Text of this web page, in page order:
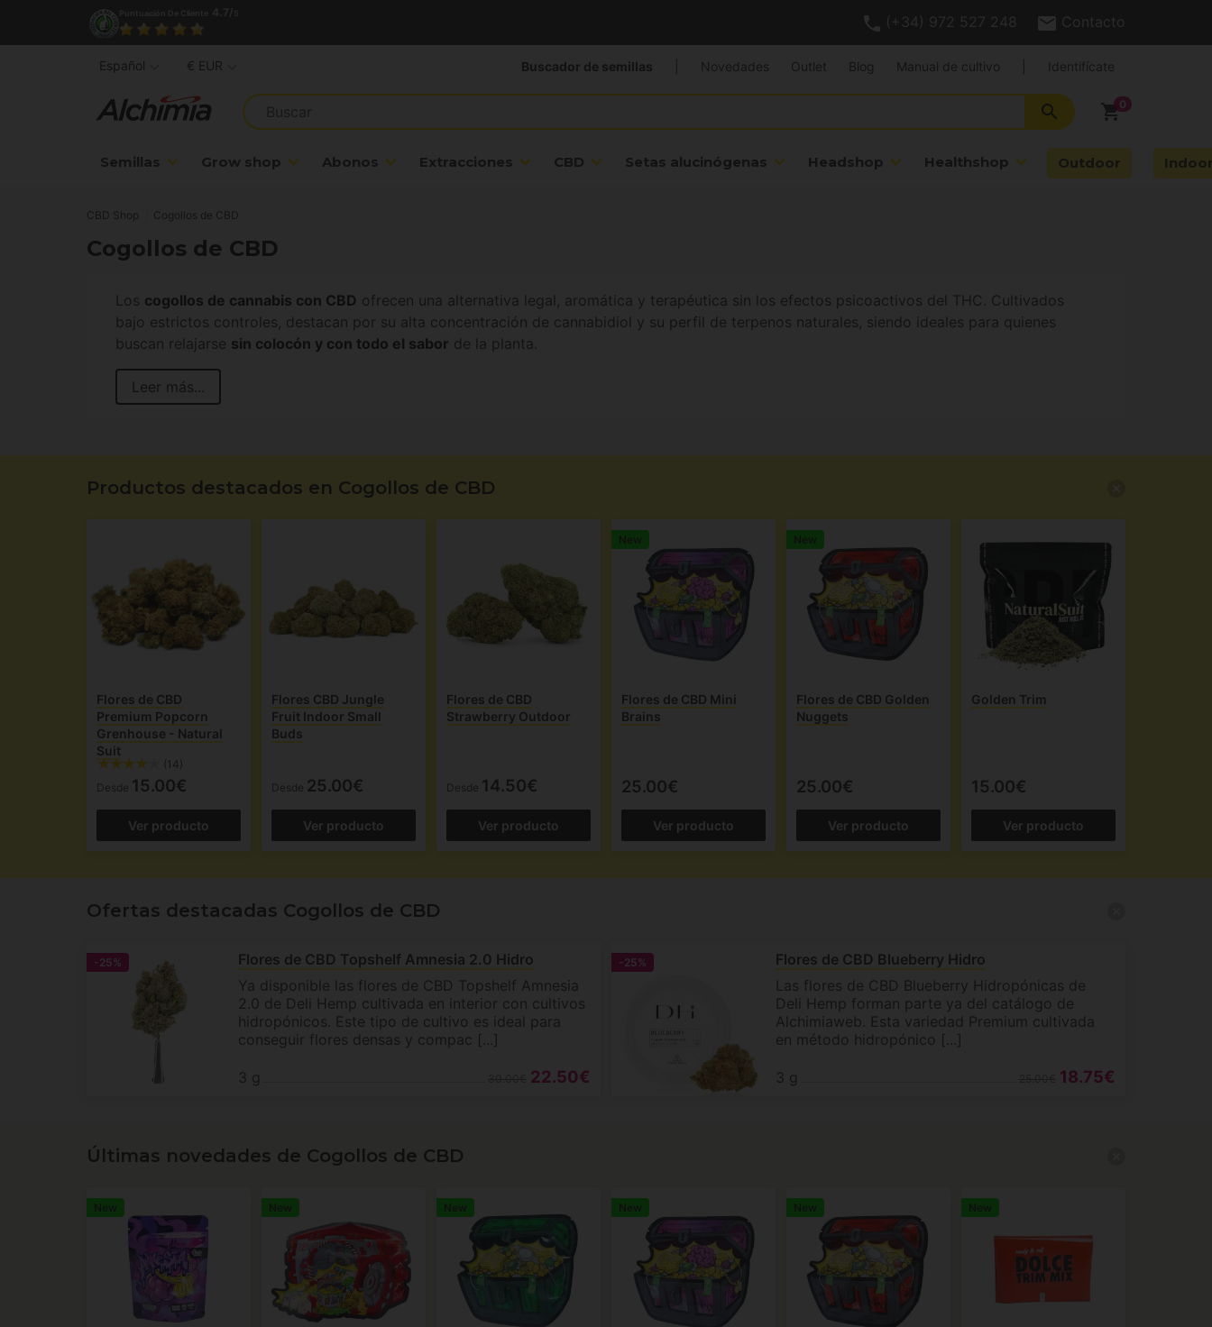
(+34) 972 527 248 Contacto
shopping_cart
search
Semillas Grow shop Abonos Extracciones CBD Setas alucinógenas Headshop Healthshop Outdoor
Buscador de semillas Novedades Outlet Blog Manual de cultivo Identifícate
Español € EUR
CBD Shop Cogollos de CBD
Cogollos de CBD
Los cogollos de cannabis con CBD ofrecen una alternativa legal, aromática y terapéutica sin los efectos psicoactivos del THC. Cultivados
bajo estrictos controles, destacan por su alta concentración de cannabidiol y su perfil de terpenos naturales, siendo ideales para quienes
buscan relajarse sin colocón y con todo el sabor de la planta.
Leer más...
Productos destacados en Cogollos de CBD
Flores de CBD
Premium Popcorn
Grenhouse - Natural
Suit
(14)
Desde 15.00€
Ver producto
Flores CBD Jungle
Fruit Indoor Small
Buds
Desde 25.00€
Ver producto
Flores de CBD
Strawberry Outdoor
Desde 14.50€
Ver producto
New
Flores de CBD Mini
Brains
25.00€
Ver producto
New
Flores de CBD Golden
Nuggets
25.00€
Ver producto
Golden Trim
15.00€
Ver producto
Ofertas destacadas Cogollos de CBD
-25%
Flores de CBD Topshelf Amnesia 2.0 Hidro
Ya disponible las flores de CBD Topshelf Amnesia
2.0 de Deli Hemp cultivada en interior con cultivos
hidropónicos. Este tipo de cultivo es ideal para
conseguir flores densas y compac [...]
3 g 22.50€
-25%
Flores de CBD Blueberry Hidro
Las flores de CBD Blueberry Hidropónicas de
Deli Hemp forman parte ya del catálogo de
Alchimiaweb. Esta variedad Premium cultivada
en método hidropónico [...]
3 g 18.75€
Últimas novedades de Cogollos de CBD
New New New New New New